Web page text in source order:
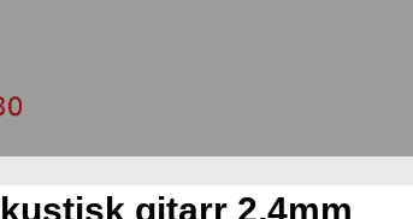
gitarr 2,4mm